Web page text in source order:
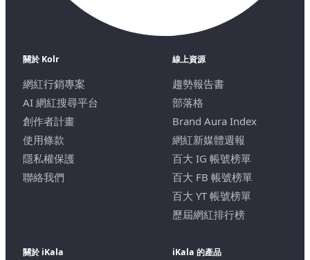
關於 Kolr
網紅行銷專案
AI 網紅搜尋平台
創作者計畫
使用條款
隱私權保護
聯絡我們
線上資源
趨勢報告書
部落格
Brand Aura Index
網紅新媒體週報
百大 IG 帳號榜單
百大 FB 帳號榜單
百大 YT 帳號榜單
歷屆網紅排行榜
關於 iKala iKala 的產品